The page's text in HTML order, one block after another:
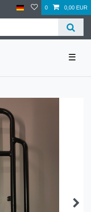
0 0,00 EUR
☰